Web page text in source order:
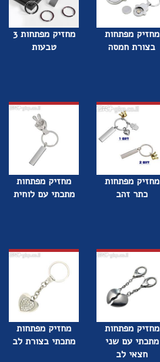
מחזיק מפתחות
בצורת חמסה
מחזיק מפתחות 3
טבעות
מחזיק מפתחות
כתר זהב
מחזיק מפתחות
מתכתי עם לוחית
מחזיק מפתחות
מתכתי עם שני
חצאי לב
מחזיק מפתחות
מתכתי בצורת לב